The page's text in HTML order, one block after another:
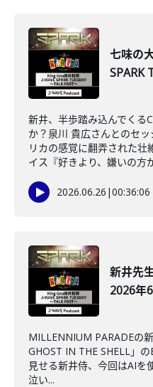
七味の
SPARK
新井、半歩踏み込んでくる
か？泉川 貴広さんとのセ
リカの感覚に翻弄された
イス『好きより、嫌いの方
2026.06.26 |00:36:06
新井先
2026年
MILLENNIUM PARADEの
GHOST IN THE SHELL」
見せる新井侍、今回はAIを
泣い...